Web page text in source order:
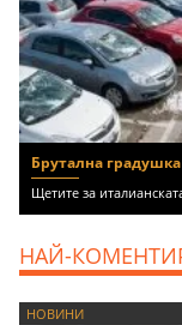
Брутална
Щетите за
НАЙ-
НОВИНИ